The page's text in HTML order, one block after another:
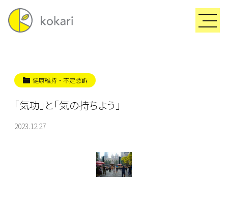
健康維持・不定愁訴
「気功」と「気の持ちよう」
2023.12.27